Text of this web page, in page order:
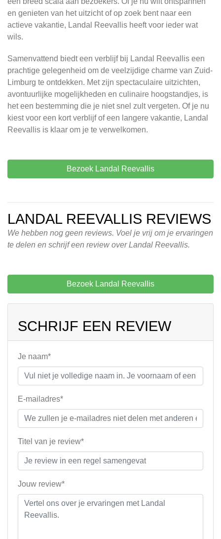
en genieten van het uitzicht of op zoek bent naar een
actieve vakantie, Landal Reevallis heeft voor ieder wat
wils.
Samenvattend biedt een verblijf bij Landal Reevallis een
prachtige gelegenheid om de veelzijdige charme van Zuid-
Limburg te ontdekken. Met zijn spectaculaire uitzichten,
avontuurlijke mogelijkheden en culinaire hoogstandjes, is
het een bestemming die je niet snel zult vergeten. Of je nu
kiest voor een kort verblijf of een langere vakantie, Landal
Reevallis is klaar om je te verwelkomen.
Bezoek Landal Reevallis
LANDAL REEVALLIS REVIEWS
We hebben nog geen reviews. Voel je vrij om je ervaringen
te delen en schrijf een review over Landal Reevallis.
Bezoek Landal Reevallis
SCHRIJF EEN REVIEW
Je naam*
E-mailadres*
Titel van je review*
Jouw review*